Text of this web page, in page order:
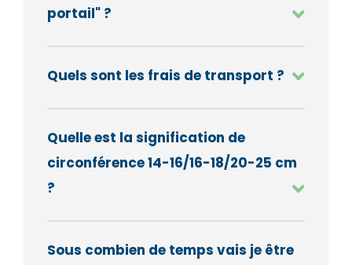
portail" ?
Quels sont les frais de transport ?
Quelle est la signification de
circonférence 14-16/16-18/20-25 cm
?
Sous combien de temps vais je être